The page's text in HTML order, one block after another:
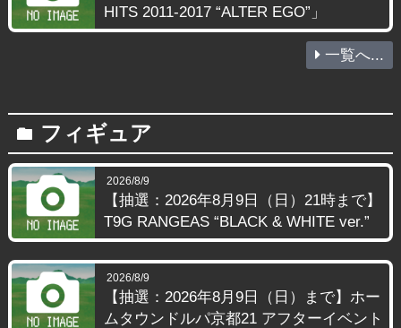
HITS 2011-2017 “ALTER EGO”」
一覧へ...
folder フィギュア
2026/8/9
【抽選：2026年8月9日（日）21時まで】
T9G RANGEAS “BLACK & WHITE ver.”
2026/8/9
【抽選：2026年8月9日（日）まで】ホー
ムタウンドルパ京都21 アフターイベント